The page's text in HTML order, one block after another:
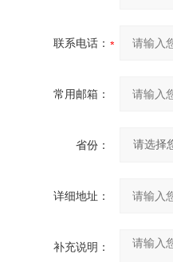
联系电话：
常用邮箱：
省份：
详细地址：
补充说明：